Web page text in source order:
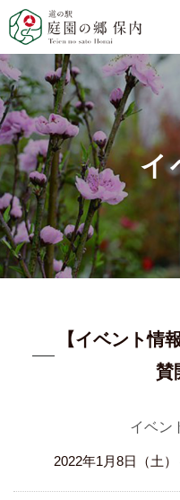
イ
【イベント情
賛
イベン
2022年1月8日（土